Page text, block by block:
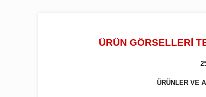
ÜRÜN GÖRSELLERİ
ÜRÜNLER VE